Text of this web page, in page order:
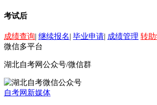
考试后
成绩查询| 继续报名| 毕业申请| 成绩管理 转
微信多平台
湖北自考网公众号/微信群
自考网新媒体